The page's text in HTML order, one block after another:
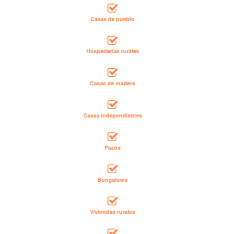
Casas de pueblo
Hospederías rurales
Casas de madera
Casas independientes
Pazos
Bungalows
Viviendas rurales